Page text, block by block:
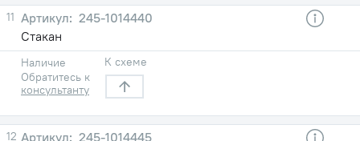
11
245-1014440
Стакан
Наличие
Обратитесь к
консультанту
К схеме
12
245-1014445